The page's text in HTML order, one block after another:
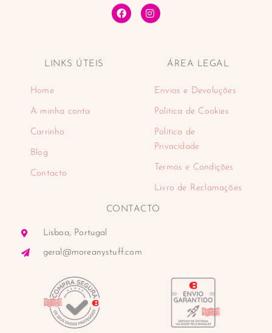
LINKS ÚTEIS
Home
A minha conta
Carrinho
Blog
Contacto
ÁREA LEGAL
Envios e Devoluções
Politica de Cookies
Politica de
Privacidade
Termos e Condições
Livro de Reclamações
CONTACTO
Lisboa, Portugal
geral@moreanystuff.com